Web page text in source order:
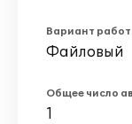
Вариант
Файловый
Общее число
1